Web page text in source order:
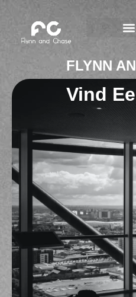
FLYNN
Vind